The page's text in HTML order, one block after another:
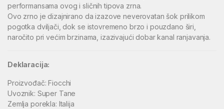
performansama ovog i sličnih tipova zrna.
Ovo zrno je dizajnirano da izazove neverovatan šok prilikom
pogotka dviljači, dok se istovremeno brzo i pouzdano širi,
naročito pri većim brzinama, izazivajući dobar kanal ranjavanja.
Deklaracija:
Proizvođač: Fiocchi
Uvoznik: Super Tane
Zemlja porekla: Italija